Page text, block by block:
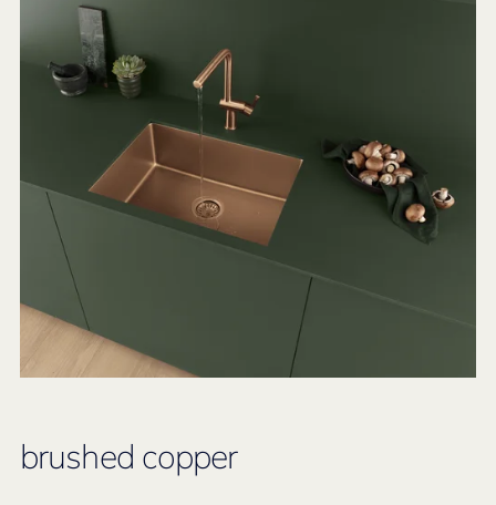
brushed copper